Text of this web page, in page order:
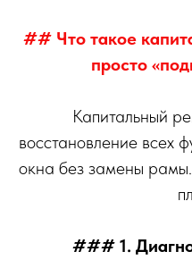
## Что такое
просто
Капитальный
восстановление всех
окна без замены
### 1.